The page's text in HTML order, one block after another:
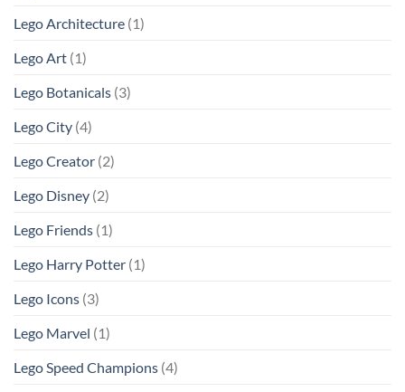
Lego Architecture (1)
Lego Art (1)
Lego Botanicals (3)
Lego City (4)
Lego Creator (2)
Lego Disney (2)
Lego Friends (1)
Lego Harry Potter (1)
Lego Icons (3)
Lego Marvel (1)
Lego Speed Champions (4)